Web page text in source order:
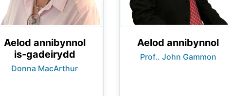
Aelod annibynnol
is-gadeirydd
Donna MacArthur
Aelod annibynnol
Prof.. John Gammon